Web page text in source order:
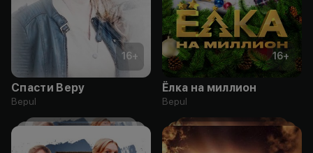
16+
Спасти Веру
Bepul
16+
Ёлка на миллион
Bepul